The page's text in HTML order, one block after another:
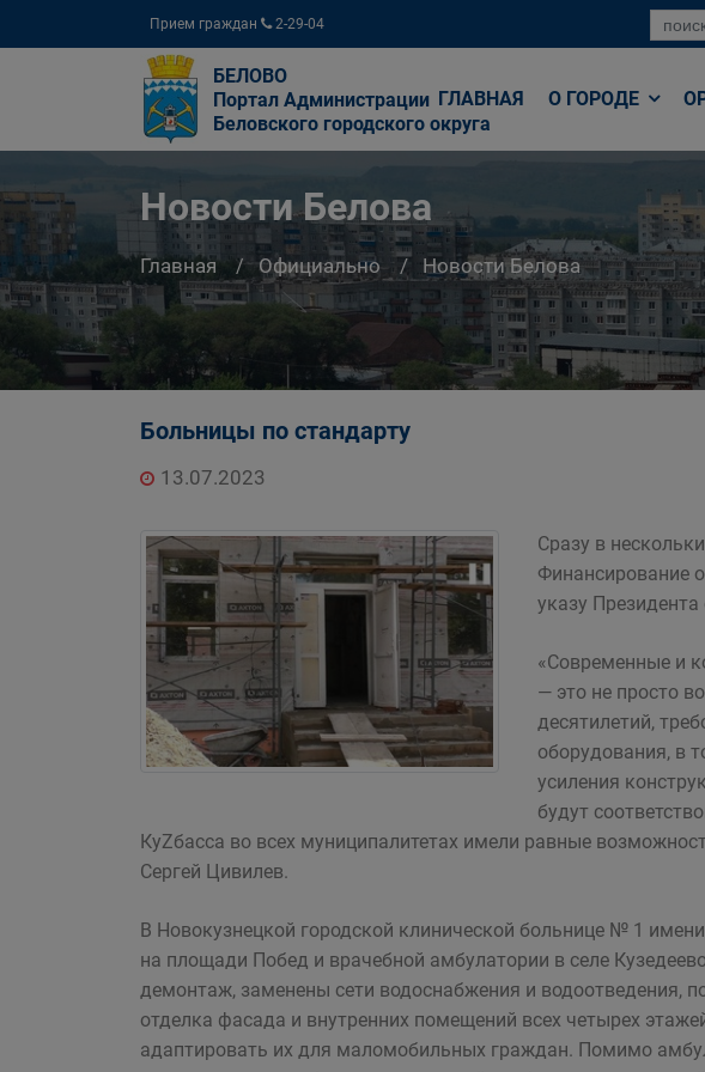
Прием граждан 2-29-04
БЕЛОВО
Портал Администрации
Беловского городского округа
ГЛАВНАЯ О ГОРОДЕ
Новости Белова
Главная Официально Новости Белова
Больницы по стандарту
13.07.2023
Сразу в
Финансирование
указу
«Современные и
— это не просто
десятилетий,
оборудования, в
усиления
будут
КуZбасса во всех муниципалитетах имели равные
Сергей Цивилев.
В Новокузнецкой городской клинической больнице № 1
на площади Побед и врачебной амбулатории в селе
демонтаж, заменены сети водоснабжения и водоотведения,
отделка фасада и внутренних помещений всех четырех
адаптировать их для маломобильных граждан. Помимо